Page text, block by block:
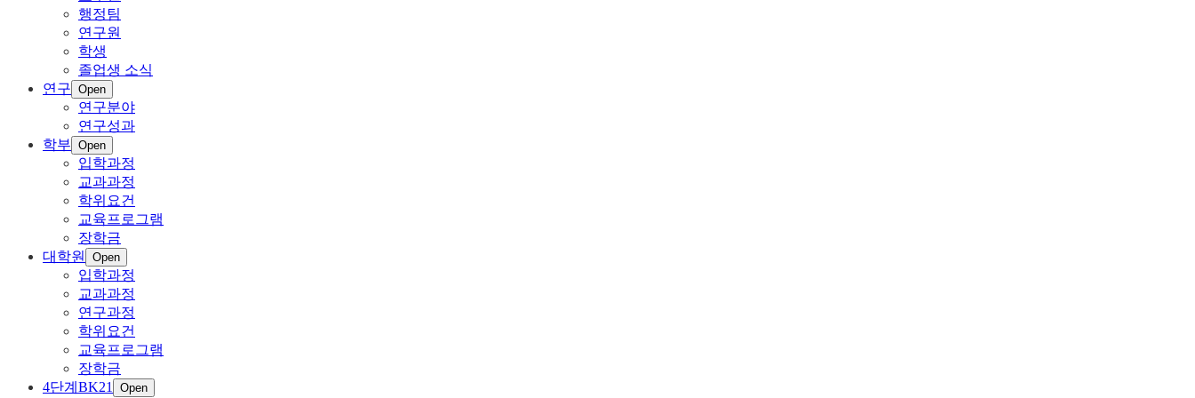
행정팀
연구원
학생
졸업생 소식
연구 Open
연구분야
연구성과
학부 Open
입학과정
교과과정
학위요건
교육프로그램
장학금
대학원
Open
입학과정
교과과정
연구과정
학위요건
교육프로그램
장학금
4단계BK21
Open